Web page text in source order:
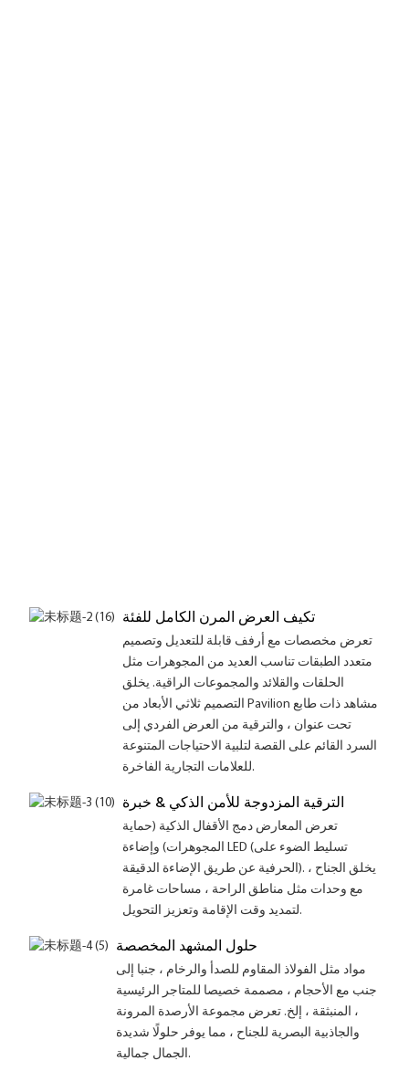
تكيف العرض المرن الكامل للفئة
تعرض مخصصات مع أرفف قابلة للتعديل وتصميم
متعدد الطبقات تناسب العديد من المجوهرات مثل
الحلقات والقلائد والمجموعات الراقية. يخلق
التصميم ثلاثي الأبعاد من Pavilion مشاهد ذات طابع
تحت عنوان ، والترقية من العرض الفردي إلى
السرد القائم على القصة لتلبية الاحتياجات المتنوعة
للعلامات التجارية الفاخرة.
الترقية المزدوجة للأمن الذكي & خبرة
تعرض المعارض دمج الأقفال الذكية (حماية
المجوهرات) وإضاءة LED (تسليط الضوء على
الحرفية عن طريق الإضاءة الدقيقة). يخلق الجناح ،
مع وحدات مثل مناطق الراحة ، مساحات غامرة
لتمديد وقت الإقامة وتعزيز التحويل.
حلول المشهد المخصصة
مواد مثل الفولاذ المقاوم للصدأ والرخام ، جنبا إلى
جنب مع الأحجام ، مصممة خصيصا للمتاجر الرئيسية
، المنبثقة ، إلخ. تعرض مجموعة الأرصدة المرونة
والجاذبية البصرية للجناح ، مما يوفر حلولًا شديدة
الجمال جمالية.